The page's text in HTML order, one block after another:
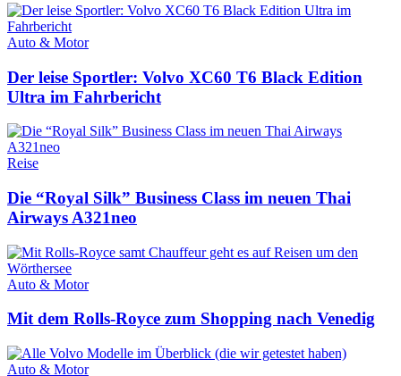
Auto & Motor
Der leise Sportler: Volvo XC60 T6 Black Edition
Ultra im Fahrbericht
Reise
Die “Royal Silk” Business Class im neuen Thai
Airways A321neo
Auto & Motor
Mit dem Rolls-Royce zum Shopping nach Venedig
Auto & Motor